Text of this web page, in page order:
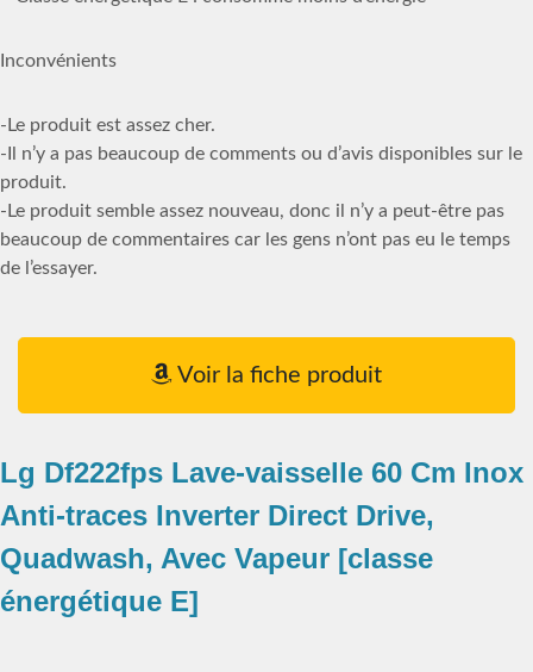
Inconvénients
-Le produit est assez cher.
-Il n’y a pas beaucoup de comments ou d’avis disponibles sur le
produit.
-Le produit semble assez nouveau, donc il n’y a peut-être pas
beaucoup de commentaires car les gens n’ont pas eu le temps
de l’essayer.
Voir la fiche produit
Lg Df222fps Lave-vaisselle 60 Cm Inox
Anti-traces Inverter Direct Drive,
Quadwash, Avec Vapeur [classe
énergétique E]